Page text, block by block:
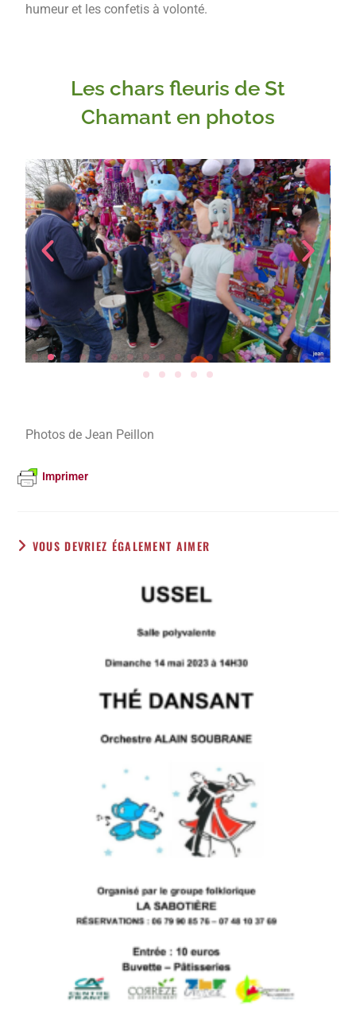
humeur et les confetis à volonté.
Les chars fleuris de St
Chamant en photos
Photos de Jean Peillon
Imprimer
VOUS DEVRIEZ ÉGALEMENT AIMER